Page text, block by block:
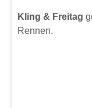
Kling & Freitag
Rennen.